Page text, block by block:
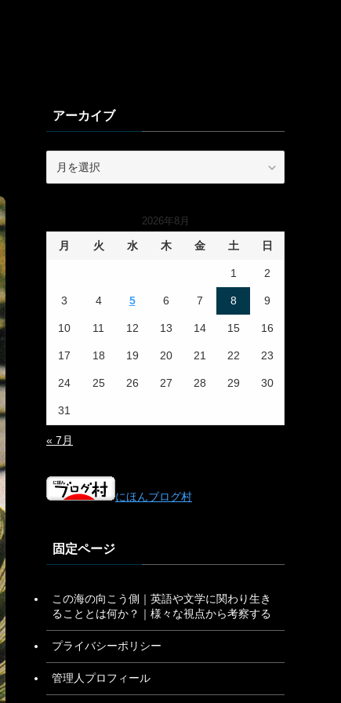
アーカイブ
2026年8月
月 火 水 木 金 土 日
1 2
3 4 5 6 7 8 9
10 11 12 13 14 15 16
17 18 19 20 21 22 23
24 25 26 27 28 29 30
31
« 7月
にほんブログ村
固定ページ
この海の向こう側｜英語や文学に関わり生き
ることとは何か？｜様々な視点から考察する
プライバシーポリシー
管理人プロフィール